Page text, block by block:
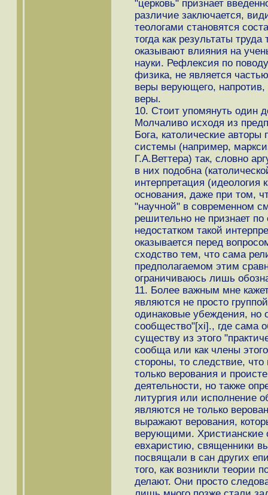
"церковь" признает
различие заключается,
теологами становятся
тогда как результаты
оказывают влияния на
науки. Рефлексия по
физика, не является
веры верующего,
веры.
10. Стоит упомянуть один
Молчаливо исходя из
Бога, католические авторы
системы (например,
Г.А.Веттера) так, словно
в них подобна
интерпретация (идеология
основания, даже при том,
"научной" в современном
решительно не признает
недостатком такой
оказывается перед
сходство тем, что сама
предполагаемом этим
ограничиваюсь лишь
11. Более важным мне
являются не просто
одинаковые убеждения, но
сообщество"[xi]., где сама
существу из этого
сообща или как члены
стороны, то следствие,
только верования и
деятельности, но также
литургия или исполнение
являются не только
выражают верования,
верующими. Христианские
евхаристию, священники
посвящали в сан других
того, как возникли теории
делают. Они просто